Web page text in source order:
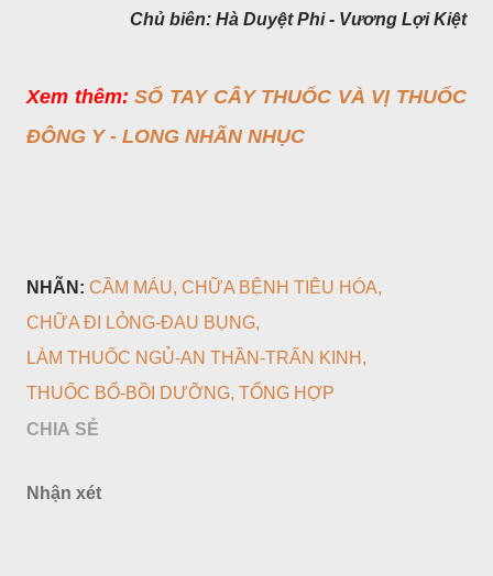
Chủ biên: Hà Duyệt Phi - Vương Lợi Kiệt
Xem thêm:SỔ TAY CÂY THUỐC VÀ VỊ THUỐC
ĐÔNG Y - LONG NHÃN NHỤC
NHÃN: CẦM MÁU CHỮA BỆNH TIÊU HÓA
CHỮA ĐI LỎNG-ĐAU BỤNG
LÀM THUỐC NGỦ-AN THẦN-TRẤN KINH
THUỐC BỔ-BỒI DƯỠNG TỔNG HỢP
CHIA SẺ
Nhận xét